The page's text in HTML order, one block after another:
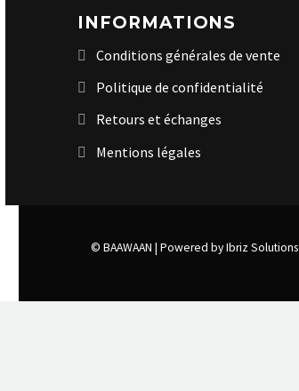
INFORMATIONS
Conditions générales de vente
Politique de confidentialité
Retours et échanges
Mentions légales
© BAAWAAN | Powered by Ibriz Solutions